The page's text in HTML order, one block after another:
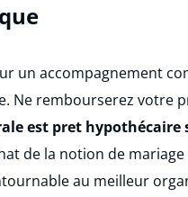
un accompagnement
Ne rembourserez votre
est pret hypothécaire
de la notion de
au meilleur